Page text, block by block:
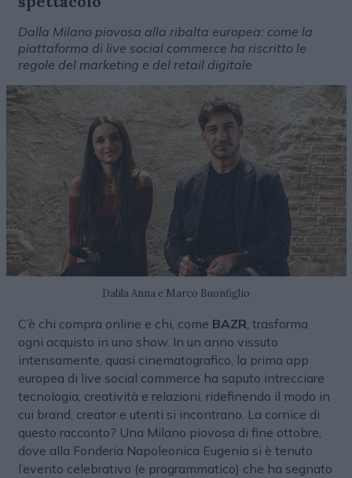
Dalla Milano piovosa alla ribalta europea: come la
piattaforma di live social commerce ha riscritto le
regole del marketing e del retail digitale
Dalila Anna e Marco Buonfiglio
C’è chi compra online e chi, come BAZR, trasforma
ogni acquisto in uno show. In un anno vissuto
intensamente, quasi cinematografico, la prima app
europea di live social commerce ha saputo intrecciare
tecnologia, creatività e relazioni, ridefinendo il modo in
cui brand, creator e utenti si incontrano. La cornice di
questo racconto? Una Milano piovosa di fine ottobre,
dove alla Fonderia Napoleonica Eugenia si è tenuto
l’evento celebrativo (e programmatico) che ha segnato